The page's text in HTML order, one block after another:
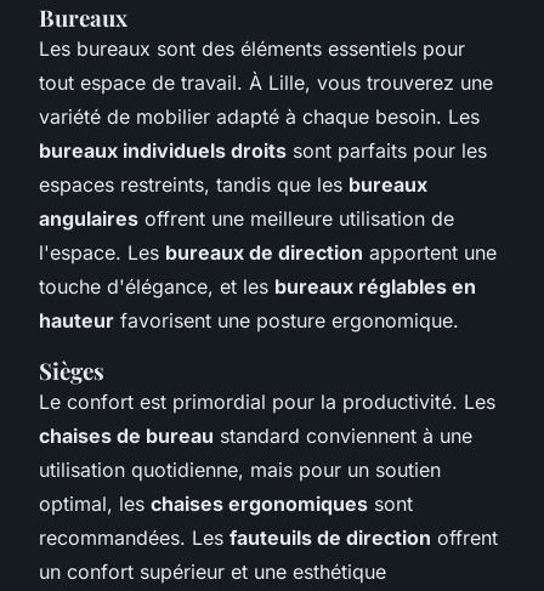
Bureaux
Les bureaux sont des éléments essentiels pour
tout espace de travail. À Lille, vous trouverez une
variété de mobilier adapté à chaque besoin. Les
bureaux individuels droits sont parfaits pour les
espaces restreints, tandis que les bureaux
angulaires offrent une meilleure utilisation de
l'espace. Les bureaux de direction apportent une
touche d'élégance, et les bureaux réglables en
hauteur favorisent une posture ergonomique.
Sièges
Le confort est primordial pour la productivité. Les
chaises de bureau standard conviennent à une
utilisation quotidienne, mais pour un soutien
optimal, les chaises ergonomiques sont
recommandées. Les fauteuils de direction offrent
un confort supérieur et une esthétique